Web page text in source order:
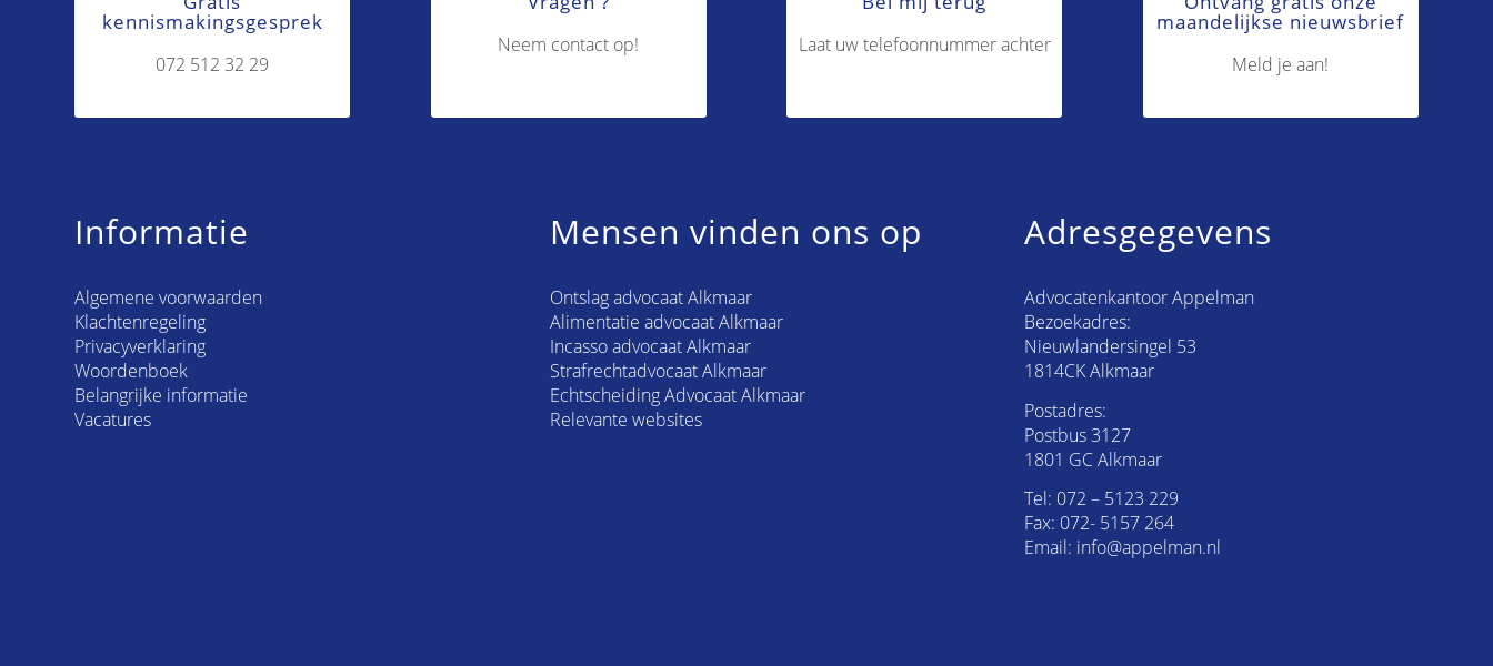
kennismakingsgesprek
072 512 32 29
Neem contact op! Laat uw telefoonnummer achter
maandelijkse nieuwsbrief
Meld je aan!
Informatie
Algemene voorwaarden
Klachtenregeling
Privacyverklaring
Woordenboek
Belangrijke informatie
Vacatures
Mensen vinden ons op
Ontslag advocaat Alkmaar
Alimentatie advocaat Alkmaar
Incasso advocaat Alkmaar
Strafrechtadvocaat Alkmaar
Echtscheiding Advocaat Alkmaar
Relevante websites
Adresgegevens
Advocatenkantoor Appelman
Bezoekadres:
Nieuwlandersingel 53
1814CK Alkmaar
Postadres:
Postbus 3127
1801 GC Alkmaar
Tel: 072 – 5123 229
Fax: 072- 5157 264
Email: info@appelman.nl